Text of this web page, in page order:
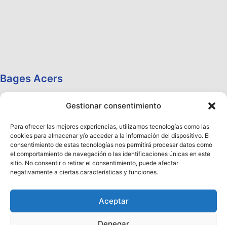
Gestionar consentimiento
Para ofrecer las mejores experiencias, utilizamos tecnologías como las
cookies para almacenar y/o acceder a la información del dispositivo. El
consentimiento de estas tecnologías nos permitirá procesar datos como
el comportamiento de navegación o las identificaciones únicas en este
sitio. No consentir o retirar el consentimiento, puede afectar
negativamente a ciertas características y funciones.
Aceptar
Bages Acers